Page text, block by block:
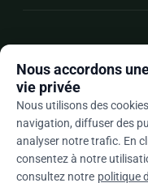
Fr arrow_drop_down
★★★★★4,9 / 5 sur
Nous accordons
vie privée
Nous utilisons des
navigation, diffuser des
analyser notre trafic. En
consentez à notre
consultez notre politique